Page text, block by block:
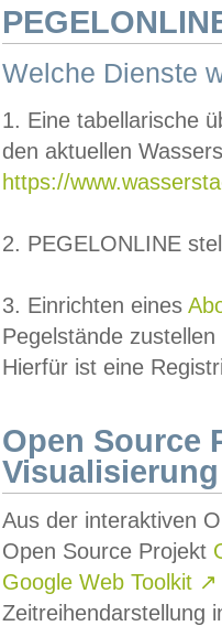
Welche Dienste
1. Eine tabellarische
den aktuellen
https://
2. PEGELONLINE
3. Einrichten eines
Pegelstände
Hierfür ist eine
Open Source
Visualisierung
Aus der interaktiven
Open Source Projekt
Google Web Toolkit ↗
Zeitreihendarstellung